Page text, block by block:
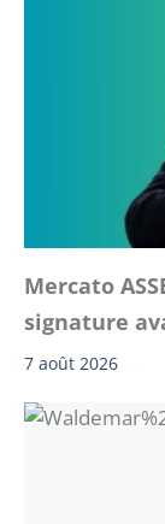
Mercato
signature
7 août 2026